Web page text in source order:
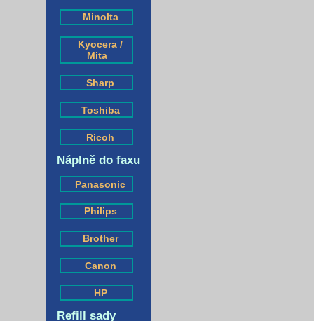
Minolta
Kyocera /
Mita
Sharp
Toshiba
Ricoh
Náplně do faxu
Panasonic
Philips
Brother
Canon
HP
Refill sady